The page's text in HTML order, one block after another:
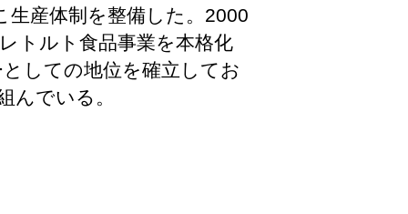
産体制を整備した。2000
トルト食品事業を本格化
しての地位を確立してお
んでいる。